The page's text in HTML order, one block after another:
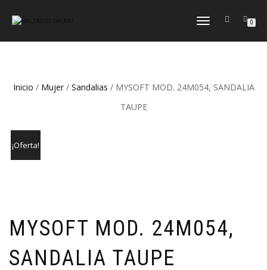
CAMBIAR
0
Inicio / Mujer/ Sandalias / MYSOFT MOD. 24M054, SANDALIA
TAUPE
¡Oferta!
MYSOFT MOD. 24M054,
SANDALIA TAUPE